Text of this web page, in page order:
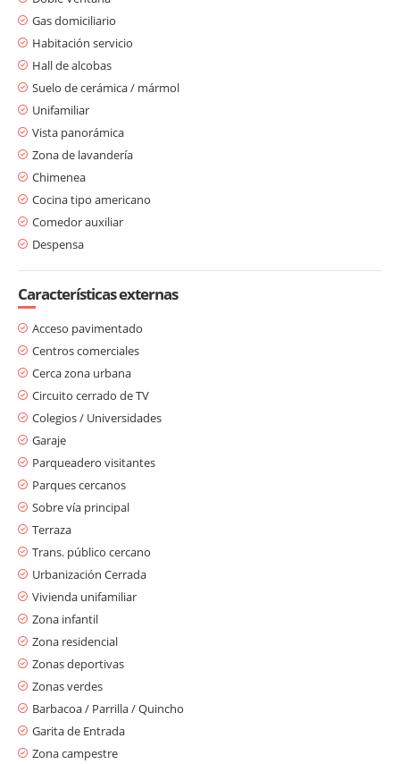
Gas domiciliario
Habitación servicio
Hall de alcobas
Suelo de cerámica / mármol
Unifamiliar
Vista panorámica
Zona de lavandería
Chimenea
Cocina tipo americano
Comedor auxiliar
Despensa
Características externas
Acceso pavimentado
Centros comerciales
Cerca zona urbana
Circuito cerrado de TV
Colegios / Universidades
Garaje
Parqueadero visitantes
Parques cercanos
Sobre vía principal
Terraza
Trans. público cercano
Urbanización Cerrada
Vivienda unifamiliar
Zona infantil
Zona residencial
Zonas deportivas
Zonas verdes
Barbacoa / Parrilla / Quincho
Garita de Entrada
Zona campestre